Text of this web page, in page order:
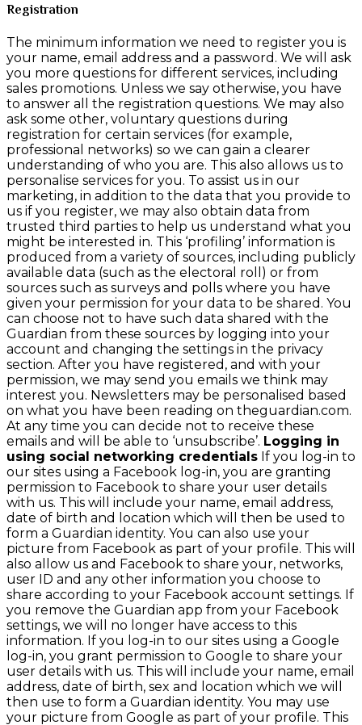
Registration
The minimum information we need to register you is
your name, email address and a password. We will ask
you more questions for different services, including
sales promotions. Unless we say otherwise, you have
to answer all the registration questions. We may also
ask some other, voluntary questions during
registration for certain services (for example,
professional networks) so we can gain a clearer
understanding of who you are. This also allows us to
personalise services for you. To assist us in our
marketing, in addition to the data that you provide to
us if you register, we may also obtain data from
trusted third parties to help us understand what you
might be interested in. This ‘profiling’ information is
produced from a variety of sources, including publicly
available data (such as the electoral roll) or from
sources such as surveys and polls where you have
given your permission for your data to be shared. You
can choose not to have such data shared with the
Guardian from these sources by logging into your
account and changing the settings in the privacy
section. After you have registered, and with your
permission, we may send you emails we think may
interest you. Newsletters may be personalised based
on what you have been reading on theguardian.com.
At any time you can decide not to receive these
emails and will be able to ‘unsubscribe’. Logging in
using social networking credentials If you log-in to
our sites using a Facebook log-in, you are granting
permission to Facebook to share your user details
with us. This will include your name, email address,
date of birth and location which will then be used to
form a Guardian identity. You can also use your
picture from Facebook as part of your profile. This will
also allow us and Facebook to share your, networks,
user ID and any other information you choose to
share according to your Facebook account settings. If
you remove the Guardian app from your Facebook
settings, we will no longer have access to this
information. If you log-in to our sites using a Google
log-in, you grant permission to Google to share your
user details with us. This will include your name, email
address, date of birth, sex and location which we will
then use to form a Guardian identity. You may use
your picture from Google as part of your profile. This